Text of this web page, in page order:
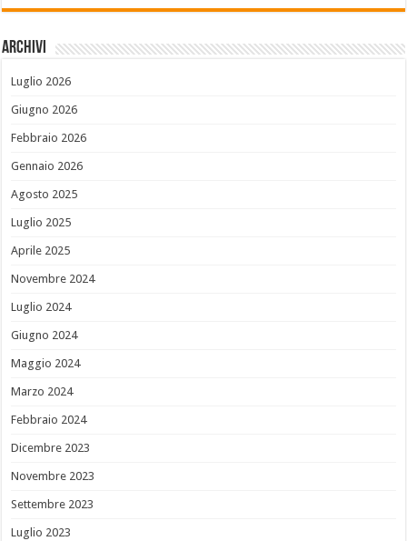
Archivi
Luglio 2026
Giugno 2026
Febbraio 2026
Gennaio 2026
Agosto 2025
Luglio 2025
Aprile 2025
Novembre 2024
Luglio 2024
Giugno 2024
Maggio 2024
Marzo 2024
Febbraio 2024
Dicembre 2023
Novembre 2023
Settembre 2023
Luglio 2023